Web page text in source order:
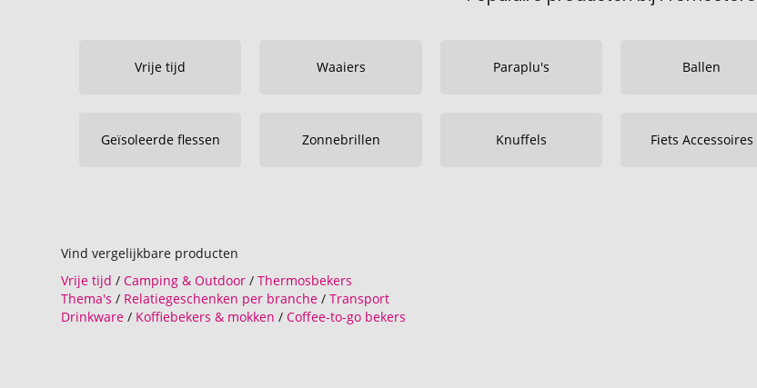
Vrije tijd Waaiers Paraplu's Ballen
Geïsoleerde flessen Zonnebrillen Knuffels Fiets Accessoires
Vind vergelijkbare producten
Vrije tijd /Camping & Outdoor /Thermosbekers
Thema's / Relatiegeschenken per branche /Transport
Drinkware / Koffiebekers & mokken /Coffee-to-go bekers